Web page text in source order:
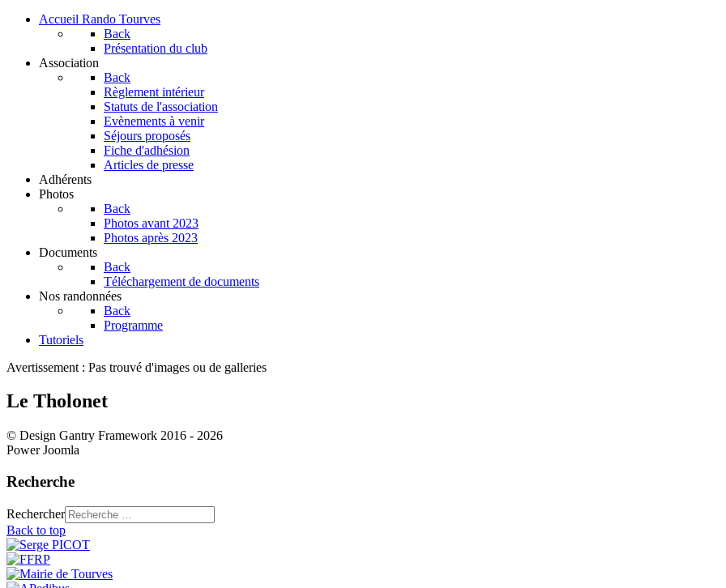
Accueil Rando Tourves
Back
Présentation du club
Association
Back
Règlement intérieur
Statuts de l'association
Evènements à venir
Séjours proposés
Fiche d'adhésion
Articles de presse
Adhérents
Photos
Back
Photos avant 2023
Photos après 2023
Documents
Back
Téléchargement de documents
Nos randonnées
Back
Programme
Tutoriels
Avertissement : Pas trouvé d'images ou de galleries
Le Tholonet
© Design Gantry Framework 2016 - 2026
Power Joomla
Recherche
Rechercher
Back to top